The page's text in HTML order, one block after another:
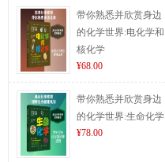
带你熟悉并欣赏身边
的化学世界:电化学和
核化学
¥68.00
带你熟悉并欣赏身边
的化学世界:生命化学
¥78.00